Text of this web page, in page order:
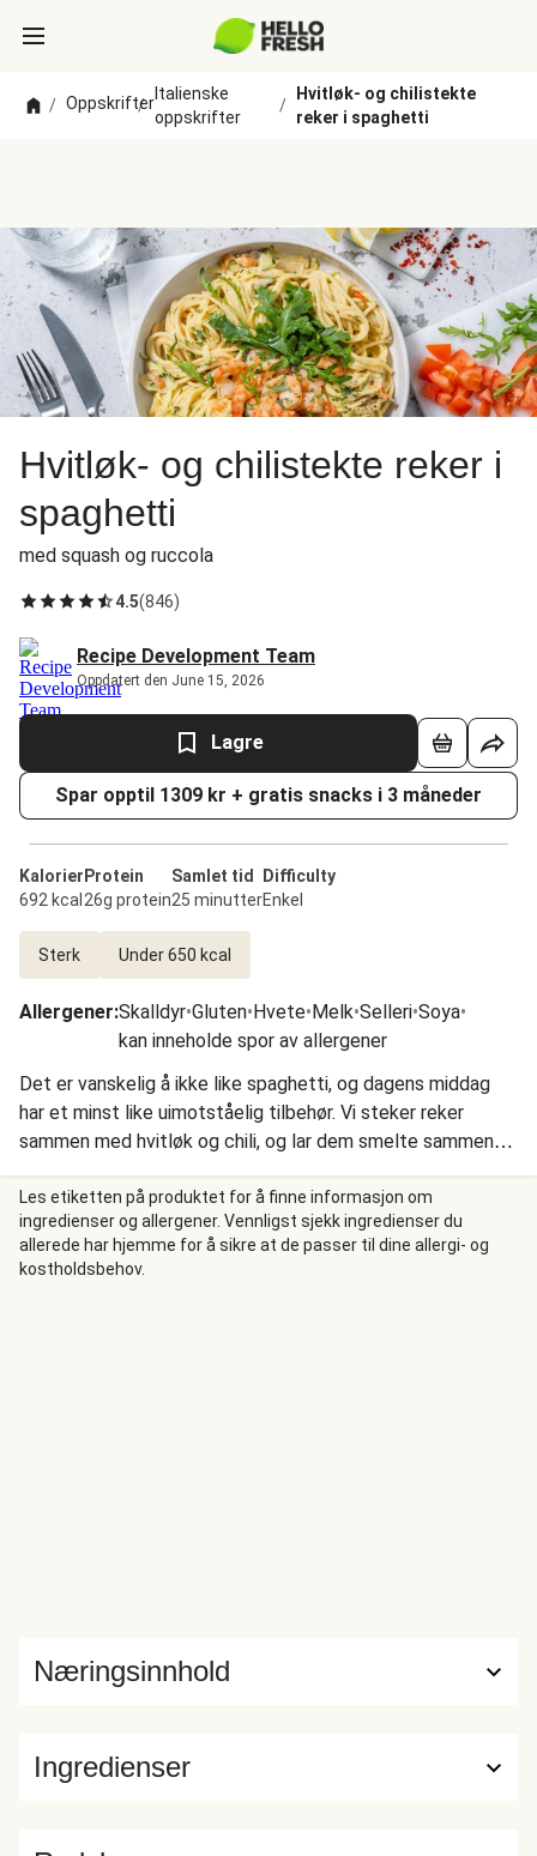
/ Oppskrifter
/
Italienske
oppskrifter
/
Hvitløk- og chilistekte
reker i spaghetti
Hvitløk- og chilistekte reker i
spaghetti
med squash og ruccola
4.5(846)
Recipe Development Team
Oppdatert den June 15, 2026
Lagre
Spar opptil 1309 kr + gratis snacks i 3 måneder
Kalorier
692 kcal
Protein
26g protein
Samlet tid
25 minutter
Difficulty
Enkel
Sterk Under 650 kcal
Allergener:Skalldyr•Gluten•Hvete•Melk•Selleri•Soya•
kan inneholde spor av allergener
Det er vanskelig å ikke like spaghetti, og dagens middag
har et minst like uimotståelig tilbehør. Vi steker reker
sammen med hvitløk og chili, og lar dem smelte sammen
med smør i pannen. Deretter blander vi spaghetti sammen
med et smakfullt utvalg grønnsaker, blant annet revet
squash, og en kremet saus av fløte, sitron og basilikum.
Retten toppes med frisk ruccola.
Les etiketten på produktet for å finne informasjon om
ingredienser og allergener. Vennligst sjekk ingredienser du
allerede har hjemme for å sikre at de passer til dine allergi- og
kostholdsbehov.
Ingredienser
Næringsinnhold